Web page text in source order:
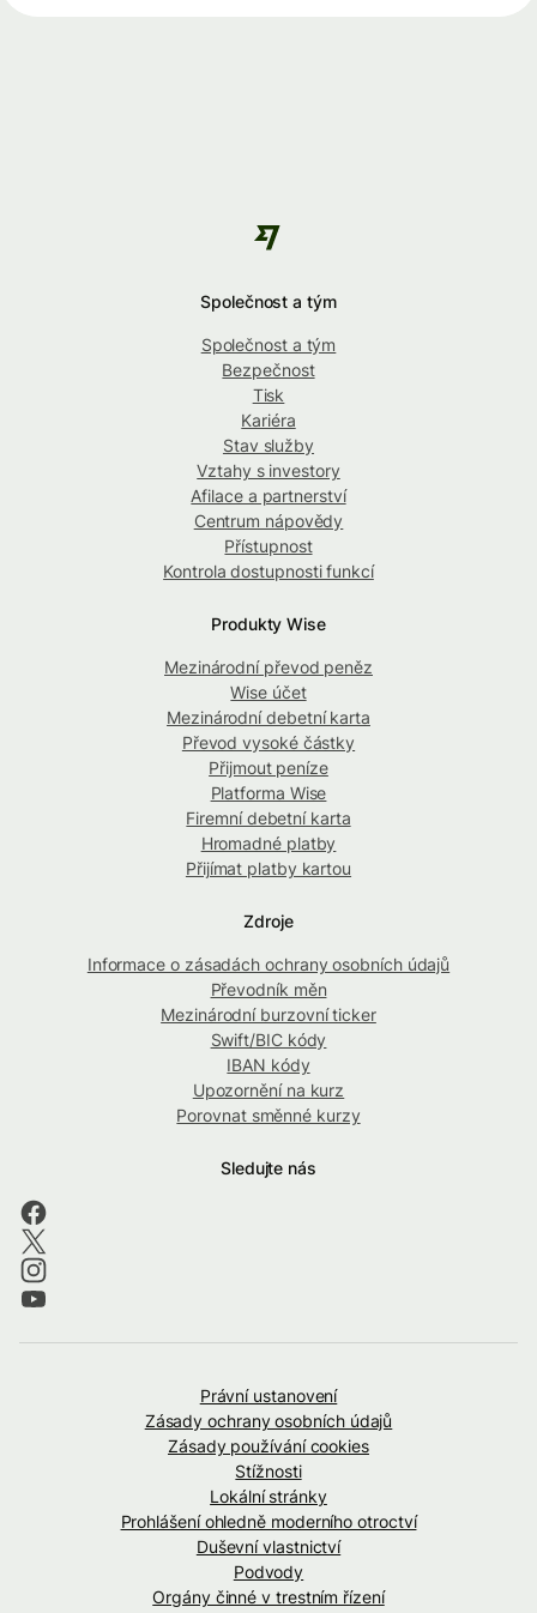
Společnost a tým
Společnost a tým
Bezpečnost
Tisk
Kariéra
Stav služby
Vztahy s investory
Afilace a partnerství
Centrum nápovědy
Přístupnost
Kontrola dostupnosti funkcí
Produkty Wise
Mezinárodní převod peněz
Wise účet
Mezinárodní debetní karta
Převod vysoké částky
Přijmout peníze
Platforma Wise
Firemní debetní karta
Hromadné platby
Přijímat platby kartou
Zdroje
Informace o zásadách ochrany osobních údajů
Převodník měn
Mezinárodní burzovní ticker
Swift/BIC kódy
IBAN kódy
Upozornění na kurz
Porovnat směnné kurzy
Sledujte nás
Právní ustanovení
Zásady ochrany osobních údajů
Zásady používání cookies
Stížnosti
Lokální stránky
Prohlášení ohledně moderního otroctví
Duševní vlastnictví
Podvody
Orgány činné v trestním řízení